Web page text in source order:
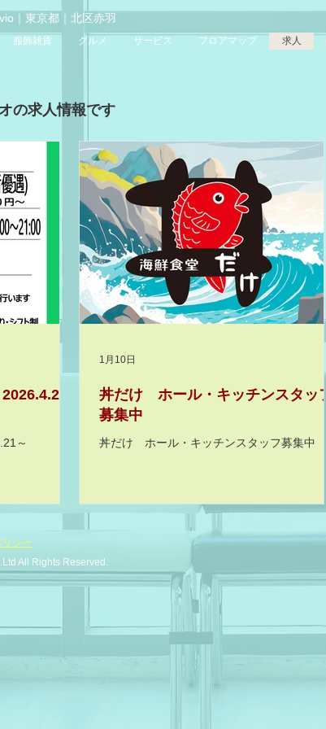
｜東京都｜北区赤羽
服飾雑貨 グルメ サービス フロアマップ 求人
の求人情報です
～
丼だけ ホール・キッチンスタッフ
募集中
丼だけ ホール・キッチンスタッフ募集中
1月10日
シー​
All Rights Reserved.